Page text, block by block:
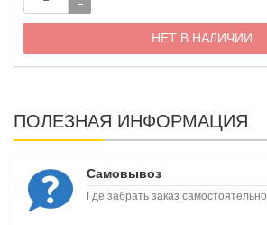
НЕТ В НАЛИЧИИ
ПОЛЕЗНАЯ ИНФОРМАЦИЯ
Самовывоз
Где забрать заказ самостоятельно